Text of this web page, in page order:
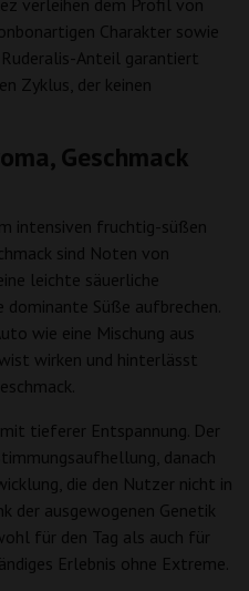
verleihen dem Profil von
Charakter sowie
Anteil garantiert
Zyklus, der keinen
Geschmack
intensiven fruchtig-süßen
sind Noten von
leichte säuerliche
dominante Süße aufbrechen.
wie eine Mischung aus
wirken und hinterlässt
tieferer Entspannung. Der
danach
die den Nutzer nicht in
der ausgewogenen Genetik
für den Tag als auch für
Erlebnis ohne Extreme.